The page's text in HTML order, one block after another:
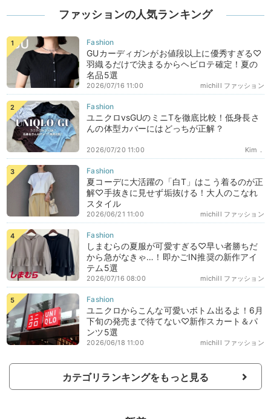
ファッションの人気ランキング
GUカーディガンがお値段以上に優秀すぎる♡
羽織るだけで決まるからヘビロテ確定！夏の
名品5選
michill ファッション
2026/07/16 11:00
ユニクロvsGUのミニTを徹底比較！低身長さ
んの体型カバーにはどっちが正解？
Kim．
2026/07/20 11:00
夏コーデに大活躍の「白T」はこう着るのが正
解♡手抜きに見せず垢抜ける！大人のこなれ
スタイル
michill ファッション
2026/06/21 11:00
しまむらの夏服が可愛すぎる♡早い者勝ちだ
から急がなきゃ…！即かごIN推奨の新作アイ
テム5選
michill ファッション
2026/07/16 08:00
ユニクロからこんな可愛いボトム出るよ！6月
下旬の発売まで待てない♡新作スカート＆パ
ンツ5選
michill ファッション
2026/06/18 11:00
カテゴリランキングをもっと見る